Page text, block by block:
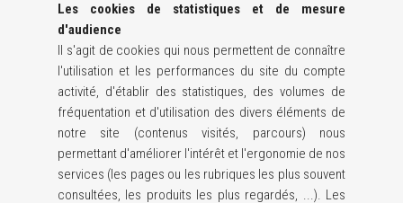
Les cookies de statistiques et de mesure
d'audience
Il s'agit de cookies qui nous permettent de connaître
l'utilisation et les performances du site du compte
activité, d'établir des statistiques, des volumes de
fréquentation et d'utilisation des divers éléments de
notre site (contenus visités, parcours) nous
permettant d'améliorer l'intérêt et l'ergonomie de nos
services (les pages ou les rubriques les plus souvent
consultées, les produits les plus regardés, ...). Les